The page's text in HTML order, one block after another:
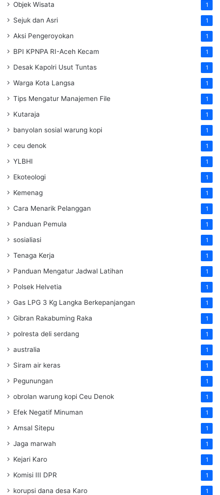
Objek Wisata 1
Sejuk dan Asri 1
Aksi Pengeroyokan 1
BPI KPNPA RI-Aceh Kecam 1
Desak Kapolri Usut Tuntas 1
Warga Kota Langsa 1
Tips Mengatur Manajemen File 1
Kutaraja 1
banyolan sosial warung kopi 1
ceu denok 1
YLBHI 1
Ekoteologi 1
Kemenag 1
Cara Menarik Pelanggan 1
Panduan Pemula 1
sosialiasi 1
Tenaga Kerja 1
Panduan Mengatur Jadwal Latihan 1
Polsek Helvetia 1
Gas LPG 3 Kg Langka Berkepanjangan 1
Gibran Rakabuming Raka 1
polresta deli serdang 1
australia 1
Siram air keras 1
Pegunungan 1
obrolan warung kopi Ceu Denok 1
Efek Negatif Minuman 1
Amsal Sitepu 1
Jaga marwah 1
Kejari Karo 1
Komisi III DPR 1
korupsi dana desa Karo 1